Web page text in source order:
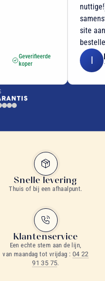
Geverifieerde
koper
site
I
Snelle levering
Thuis of bij een afhaalpunt.
Klantenservice
Een echte stem aan de lijn,
van maandag tot vrijdag : 04 22
91 35 75.